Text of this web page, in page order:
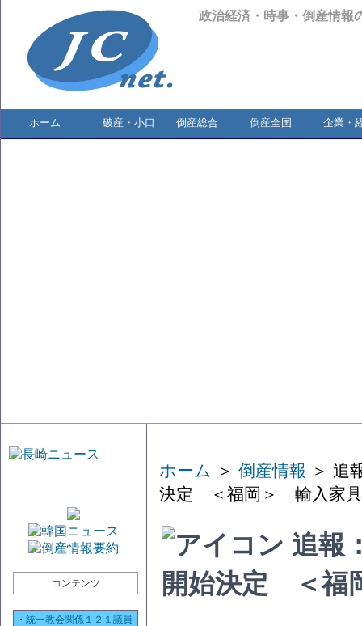
政治経済・時事・倒産情報
ホーム 破産・小口 倒産総合 倒産全国 企業・
コンテンツ
・ 統一教会関係１２１議員
ホーム ＞ 倒産情報 ＞ 追
決定 ＜福岡＞ 輸入家
追報
開始決定 ＜福